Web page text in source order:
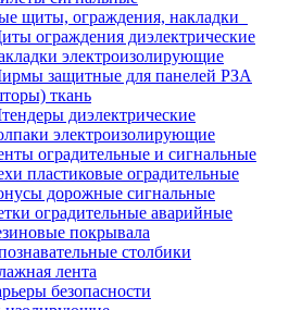
щиты, ограждения, накладки
ограждения диэлектрические
электроизолирующие
защитные для панелей РЗА
ткань
диэлектрические
электроизолирующие
оградительные и сигнальные
пластиковые оградительные
дорожные сигнальные
оградительные аварийные
покрывала
столбики
лента
безопасности